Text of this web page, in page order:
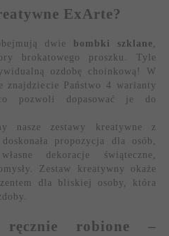
ExArte?
dwie bombki szklane
brokatowego proszku. Tyle
ozdobę choinkową! W
znajdziecie Państwo 4 warianty
pozwoli dopasować je do
nasze zestawy kreatywne z
propozycja dla osób,
dekoracje świąteczne,
Zestaw kreatywny okaże
dla bliskiej osoby, która
ręcznie robione –